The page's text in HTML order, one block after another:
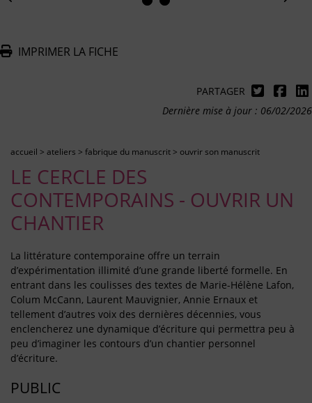
IMPRIMER LA FICHE
PARTAGER
Dernière mise à jour : 06/02/2026
accueil > ateliers > fabrique du manuscrit> ouvrir son manuscrit
LE CERCLE DES
CONTEMPORAINS - OUVRIR UN
CHANTIER
La littérature contemporaine offre un terrain
d’expérimentation illimité d’une grande liberté formelle. En
entrant dans les coulisses des textes de Marie-Hélène Lafon,
Colum McCann, Laurent Mauvignier, Annie Ernaux et
tellement d’autres voix des dernières décennies, vous
enclencherez une dynamique d’écriture qui permettra peu à
peu d’imaginer les contours d’un chantier personnel
d’écriture.
PUBLIC